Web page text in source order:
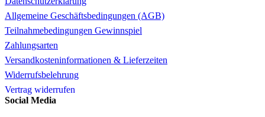
Allgemeine Geschäftsbedingungen (AGB)
Teilnahmebedingungen Gewinnspiel
Zahlungsarten
Versandkosteninformationen & Lieferzeiten
Widerrufsbelehrung
Vertrag widerrufen
Social Media